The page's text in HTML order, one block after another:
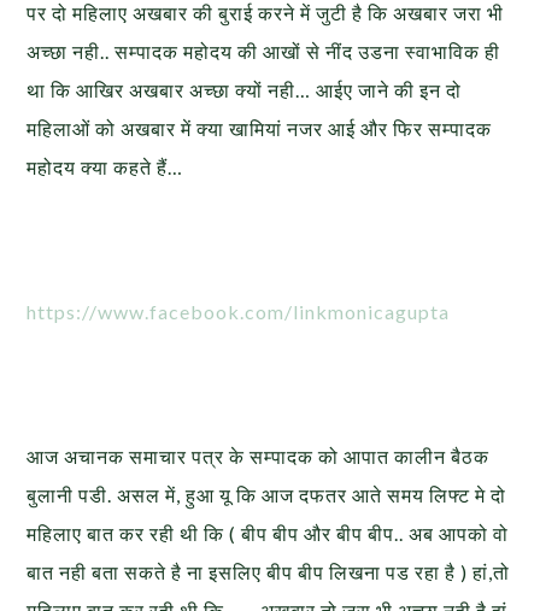
पर दो महिलाए अखबार की बुराई करने में जुटी है कि अखबार जरा भी
अच्छा नही.. सम्पादक महोदय की आखों से नींद उडना स्वाभाविक ही
था कि आखिर अखबार अच्छा क्यों नही… आईए जाने की इन दो
महिलाओं को अखबार में क्या खामियां नजर आई और फिर सम्पादक
महोदय क्या कहते हैं…
https://www.facebook.com/linkmonicagupta
आज अचानक समाचार पत्र के सम्पादक को आपात कालीन बैठक
बुलानी पडी. असल में, हुआ यू कि आज दफतर आते समय लिफ्ट मे दो
महिलाए बात कर रही थी कि ( बीप बीप और बीप बीप.. अब आपको वो
बात नही बता सकते है ना इसलिए बीप बीप लिखना पड रहा है ) हां,तो